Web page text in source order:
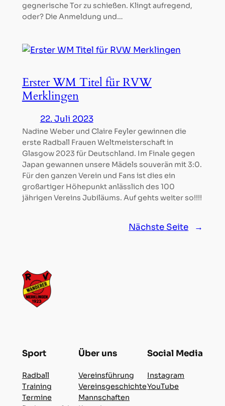
gegnerische Tor zu schießen. Klingt aufregend,
oder? Die Anmeldung und…
Erster WM Titel für RVW
Merklingen
22. Juli 2023
Nadine Weber und Claire Feyler gewinnen die
erste Radball Frauen Weltmeisterschaft in
Glasgow 2023 für Deutschland. Im Finale gegen
Japan gewannen unsere Mädels souverän mit 3:0.
Für den ganzen Verein und Fans ist dies ein
großartiger Höhepunkt anlässlich des 100
jährigen Vereins Jubiläums. Auf gehts weiter so!!!!
Nächste Seite →
Sport
Radball
Training
Termine
Über uns
Vereinsführung
Vereinsgeschichte
Mannschaften
Social Media
Instagram
YouTube